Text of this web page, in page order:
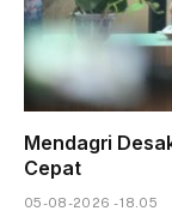
Mendagri
Cepat
05-08-2026 - 18.05